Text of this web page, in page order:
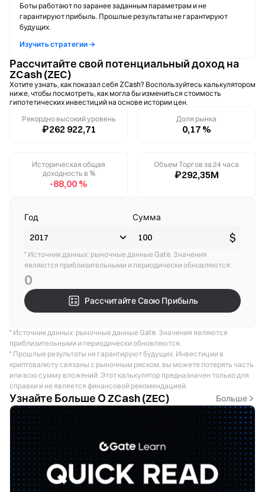
Боты работают по заранее заданным параметрам и не
гарантируют прибыль. Прошлые результаты не гарантируют
будущих.
Изучить стратегии →
Рассчитайте свой потенциальный доход на
ZCash (ZEC)
Хотите узнать, как показал себя ZCash? Воспользуйтесь калькулятором
ниже, чтобы посмотреть, как могла бы измениться стоимость
гипотетических инвестиций на основе истории цен.
Рекордно высокий уровень
₽262 922,71
Доля рынка
0,17 %
Историческая общая
доходность в %
-88,00 %
Объем Торгов за 24 часа
₽292,35M
Год Сумма
$
* Источник данных: рыночные данные Gate. Значения
являются приблизительными и периодически обновляются.
0
Рассчитайте Свою Прибыль
* Источник данных: рыночные данные Gate. Значения являются
приблизительными и периодически обновляются.
* Прошлые результаты не гарантируют будущих. Инвестиции в
криптовалюту связаны с рыночным риском, вы можете потерять часть
или всю сумму вложений. Этот калькулятор предназначен только для
справки и не является финансовой рекомендацией.
Узнайте Больше О ZCash (ZEC) Больше